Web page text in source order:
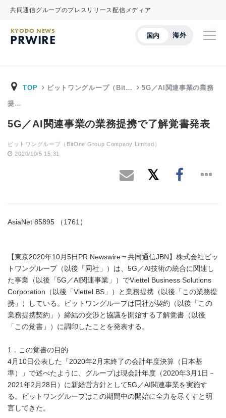
共同通信グループのプレスリリース配信メディア
国内 海外
KYODO NEWS
PRWIRE
TOP ビットワングループ（Bit… 5G／AI関連事業の業務
提…
5G／AI関連事業の業務提携で了解覚書発表
ビットワングループ（BitOne Group Company Limited）
2020/10/5 15:31
AsiaNet 85895 （1761）
【東京2020年10月5日PR Newswire＝共同通信JBN】株式会社ビッ
トワングループ（以後「同社」）は、5G／AI技術の統合に関連し
た事業（以後「5G／AI関連事業」）でViettel Business Solutions
Corporation（以後「Viettel BS」）と業務提携（以後「この業務提
携」）している。ビットワングループは同社が契約（以後「この
業務提携契約」）締結の交渉と協議を開始する了解覚書（以後
「この覚書」）に調印したことを発表する。
1．この覚書の目的
4月10日公表した「2020年2月末終了の会計年度決算（日本基
準）」で述べたように、グループは現会計年度（2020年3月1日－
2021年2月28日）に新経営方針として5G／AI関連事業を実施す
る。ビットワングループはこの期間中の開始に全力を尽くすと明
言してきた。